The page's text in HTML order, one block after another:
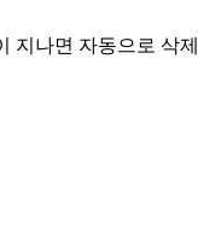
지나면 자동으로 삭